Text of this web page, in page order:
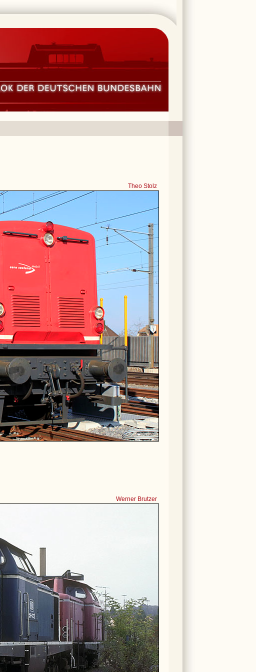
Theo Stolz
Werner Brutzer